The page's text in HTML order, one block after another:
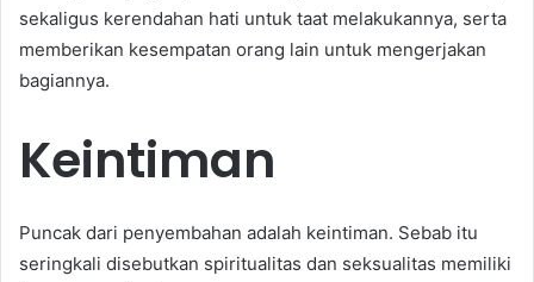
sekaligus kerendahan hati untuk taat melakukannya, serta
memberikan kesempatan orang lain untuk mengerjakan
bagiannya.
Keintiman
Puncak dari penyembahan adalah keintiman. Sebab itu
seringkali disebutkan spiritualitas dan seksualitas memiliki